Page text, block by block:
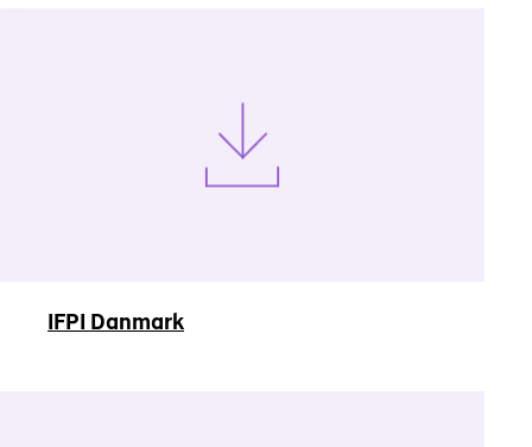
IFPI Danmark